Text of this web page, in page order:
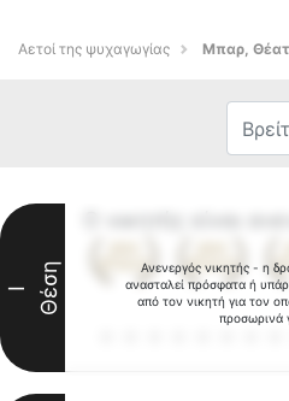
Αετοί της ψυχαγωγίας Μπαρ,
Ανενεργός νικητής - η
ανασταλεί πρόσφατα ή
από τον νικητή για τον
προσωρινά
I Θέση